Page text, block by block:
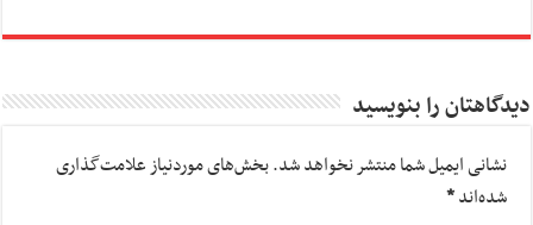
دیدگاهتان را بنویسید
نشانی ایمیل شما منتشر نخواهد شد.بخش‌های موردنیاز علامت‌گذاری
شده‌اند*